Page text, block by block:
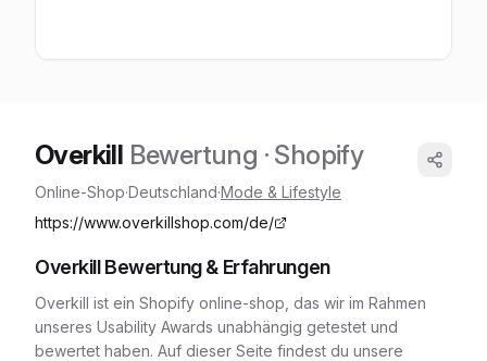
Overkill Bewertung · Shopify
Online-Shop·Deutschland·Mode & Lifestyle
https://www.overkillshop.com/de/
OverkillBewertung & Erfahrungen
Overkill ist ein Shopify online-shop , das wir im Rahmen
unseres Usability Awards unabhängig getestet und
bewertet haben. Auf dieser Seite findest du unsere